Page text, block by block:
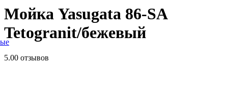
Мойка Yasugata 86-SA
Tetogranit/бежевый
5.00 отзывов